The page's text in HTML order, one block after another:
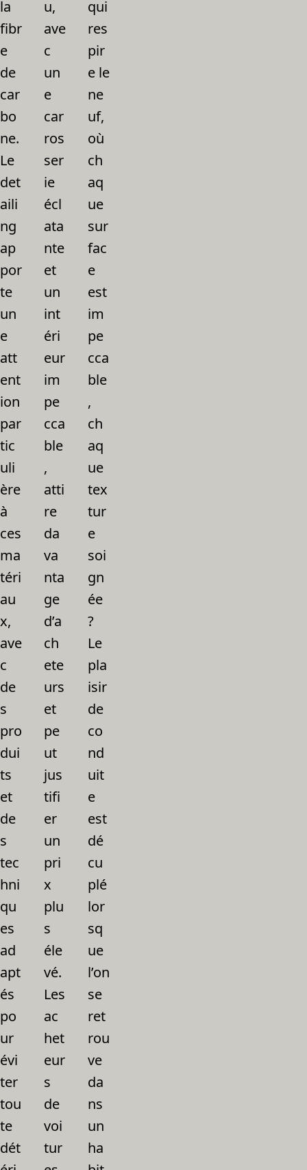
la
fibr
e
de
car
bo
ne.
Le
det
aili
ng
ap
por
te
un
e
att
ent
ion
par
tic
uli
ère
à
ces
ma
téri
au
x,
ave
c
de
s
pro
dui
ts
et
de
s
tec
hni
qu
es
ad
apt
és
po
ur
évi
ter
tou
te
dét
u,
ave
c
un
e
car
ros
ser
ie
écl
ata
nte
et
un
int
éri
eur
im
pe
cca
ble
,
atti
re
da
va
nta
ge
d’a
ch
ete
urs
et
pe
ut
jus
tifi
er
un
pri
x
plu
s
éle
vé.
Les
ac
het
eur
s
de
voi
tur
qui
res
pir
e le
ne
uf,
où
ch
aq
ue
sur
fac
e
est
im
pe
cca
ble
,
ch
aq
ue
tex
tur
e
soi
gn
ée
?
Le
pla
isir
de
co
nd
uit
e
est
dé
cu
plé
lor
sq
ue
l’on
se
ret
rou
ve
da
ns
un
ha